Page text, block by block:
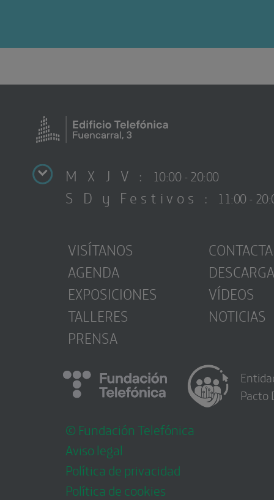
M X J V : 10:00 - 20:00
S D y Festivos : 11:00 -
VISÍTANOS
AGENDA
EXPOSICIONES
TALLERES
PRENSA
CONTACTA
VÍDEOS
NOTICIAS
© Fundación Telefónica
Aviso legal
Política de privacidad
Política de cookies
Pacto